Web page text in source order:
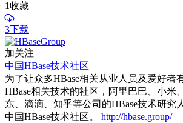
1收藏
3下载
加关注
中国HBase技术社区
为了让众多HBase相关从业人员及爱好者
HBase相关技术的社区，阿里巴巴、小米
东、滴滴、知乎等公司的HBase技术研究
中国HBase技术社区。
http://hbase.group/